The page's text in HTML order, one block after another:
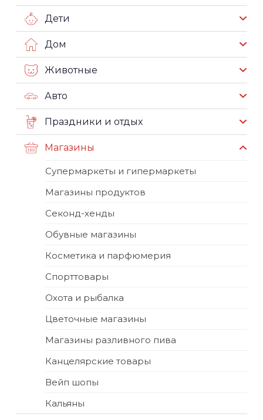
Дети
Дом
Животные
Авто
Праздники и отдых
Магазины
Супермаркеты и гипермаркеты
Магазины продуктов
Секонд-хенды
Обувные магазины
Косметика и парфюмерия
Спорттовары
Охота и рыбалка
Цветочные магазины
Магазины разливного пива
Канцелярские товары
Вейп шопы
Кальяны